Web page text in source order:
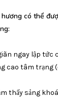
có thể
ngay lập tức
cao tâm trạng
thấy sảng